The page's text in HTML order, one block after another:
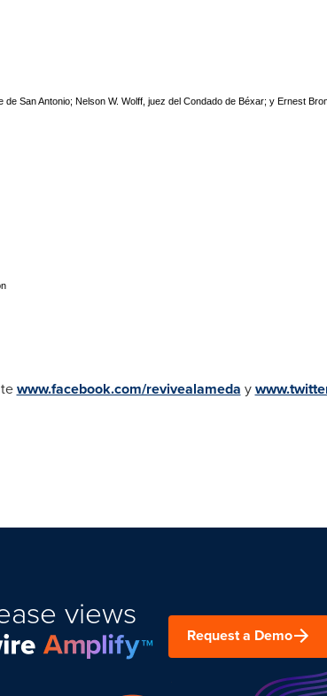
San Antonio; Nelson W. Wolff, juez del Condado de Béxar; y Ernest
www.facebook.com/revivealameda y
views
Request a Demo